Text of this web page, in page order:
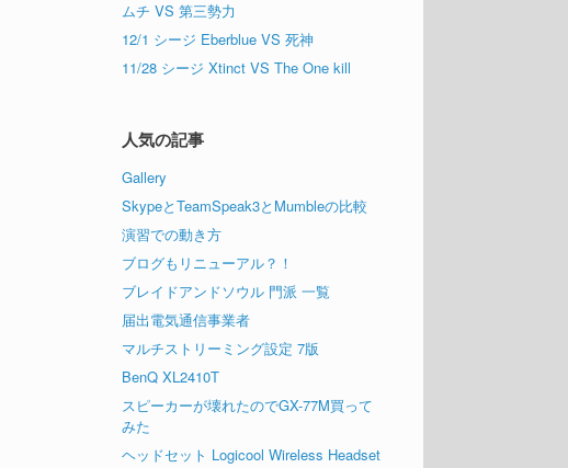
ムチ VS 第三勢力
12/1 シージ Eberblue VS 死神
11/28 シージ Xtinct VS The One kill
人気の記事
Gallery
SkypeとTeamSpeak3とMumbleの比較
演習での動き方
ブログもリニューアル？！
ブレイドアンドソウル 門派 一覧
届出電気通信事業者
マルチストリーミング設定 7版
BenQ XL2410T
スピーカーが壊れたのでGX-77M買って
みた
ヘッドセット Logicool Wireless Headset